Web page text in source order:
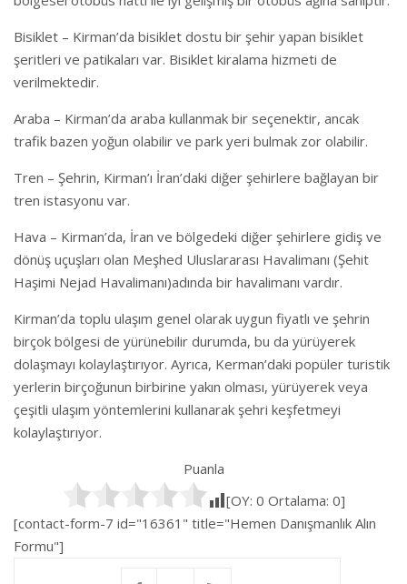
Bisiklet – Kirman’da bisiklet dostu bir şehir yapan bisiklet
şeritleri ve patikaları var. Bisiklet kiralama hizmeti de
verilmektedir.
Araba – Kirman’da araba kullanmak bir seçenektir, ancak
trafik bazen yoğun olabilir ve park yeri bulmak zor olabilir.
Tren – Şehrin, Kirman’ı İran’daki diğer şehirlere bağlayan bir
tren istasyonu var.
Hava – Kirman’da, İran ve bölgedeki diğer şehirlere gidiş ve
dönüş uçuşları olan Meşhed Uluslararası Havalimanı (Şehit
Haşimi Nejad Havalimanı)adında bir havalimanı vardır.
Kirman’da toplu ulaşım genel olarak uygun fiyatlı ve şehrin
birçok bölgesi de yürünebilir durumda, bu da yürüyerek
dolaşmayı kolaylaştırıyor. Ayrıca, Kerman’daki popüler turistik
yerlerin birçoğunun birbirine yakın olması, yürüyerek veya
çeşitli ulaşım yöntemlerini kullanarak şehri keşfetmeyi
kolaylaştırıyor.
Puanla
[OY: 0 Ortalama: 0]
[contact-form-7 id="16361" title="Hemen Danışmanlık Alın
Formu"]